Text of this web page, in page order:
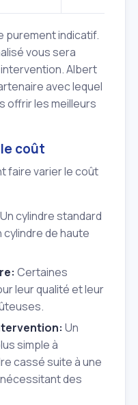
purement indicatif.
vous sera
Albert
avec lequel
offrir les meilleurs
coût
faire varier le coût
Un cylindre standard
cylindre de haute
Certaines
leur qualité et leur
Un
simple à
cassé suite à une
des